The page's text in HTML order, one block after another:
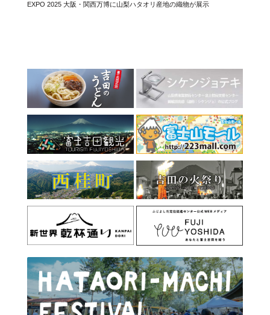
EXPO 2025 大阪・関西万博に山梨ハタオリ産地の織物が展示